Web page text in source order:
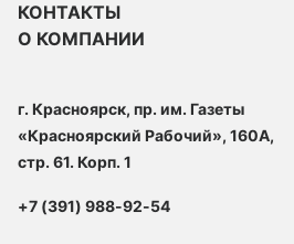
КОНТАКТЫ
О КОМПАНИИ
г. Красноярск, пр. им. Газеты
«Красноярский Рабочий», 160А,
стр. 61. Корп. 1
+7 (391) 988-92-54